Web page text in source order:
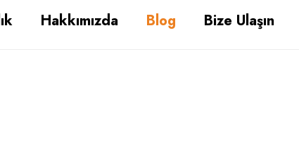
Hakkımızda Blog Bize Ulaşın